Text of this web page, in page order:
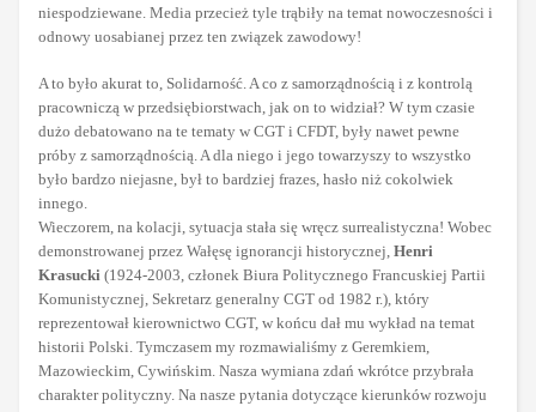
niespodziewane. Media przecież tyle trąbiły na temat nowoczesności i
odnowy uosabianej przez ten związek zawodowy!
A to było akurat to, Solidarność. A co z samorządnością i z kontrolą
pracowniczą w przedsiębiorstwach, jak on to widział? W tym czasie
dużo debatowano na te tematy w CGT i CFDT, były nawet pewne
próby z samorządnością. A dla niego i jego towarzyszy to wszystko
było bardzo niejasne, był to bardziej frazes, hasło niż cokolwiek
innego.
Wieczorem, na kolacji, sytuacja stała się wręcz surrealistyczna! Wobec
demonstrowanej przez Wałęsę ignorancji historycznej, Henri
Krasucki (1924-2003, członek Biura Politycznego Francuskiej Partii
Komunistycznej, Sekretarz generalny CGT od 1982 r.), który
reprezentował kierownictwo CGT, w końcu dał mu wykład na temat
historii Polski. Tymczasem my rozmawialiśmy z Geremkiem,
Mazowieckim, Cywińskim. Nasza wymiana zdań wkrótce przybrała
charakter polityczny. Na nasze pytania dotyczące kierunków rozwoju